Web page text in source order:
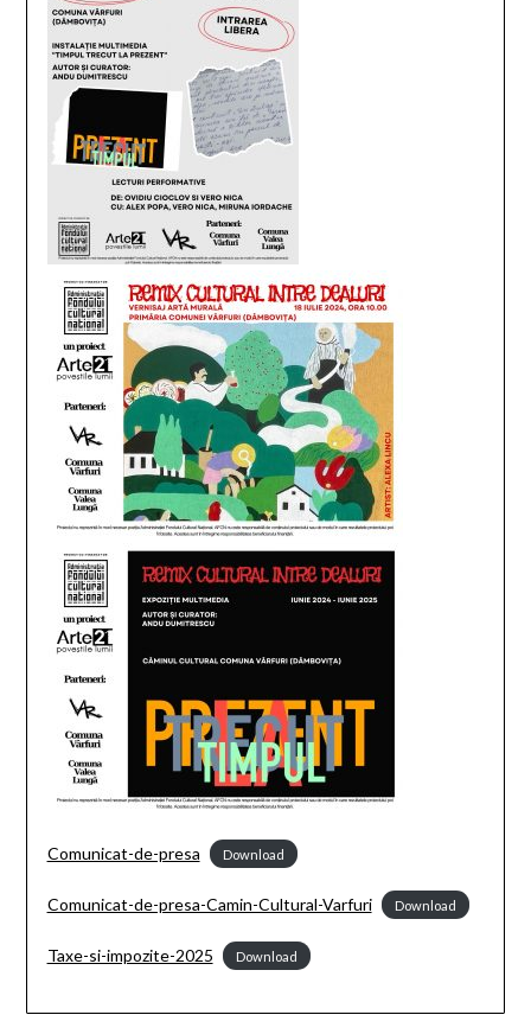
Comunicat-de-presa Download
Comunicat-de-presa-Camin-Cultural-Varfuri Download
Taxe-si-impozite-2025 Download